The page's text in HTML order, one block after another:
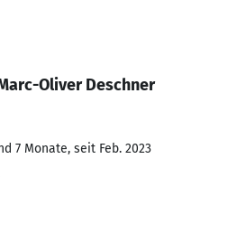
Oliver Deschner
7 Monate, seit Feb. 2023